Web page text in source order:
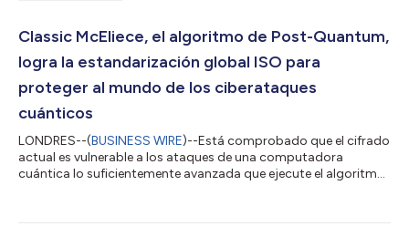
Classic McEliece, el algoritmo de Post-Quantum,
logra la estandarización global ISO para
proteger al mundo de los ciberataques
cuánticos
LONDRES--(BUSINESS WIRE)--Está comprobado que el cifrado
actual es vulnerable a los ataques de una computadora
cuántica lo suficientemente avanzada que ejecute el algoritmo
cuántica con esa capacidad criptográfica, se sabe que los